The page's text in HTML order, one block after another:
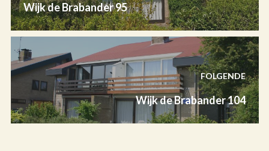
Wijk de Brabander 95
FOLGENDE
Wijk de Brabander 104